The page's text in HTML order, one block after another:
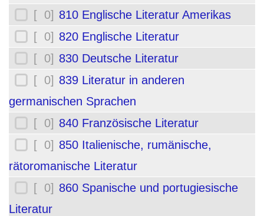
[ 0] 810 Englische Literatur Amerikas
[ 0] 820 Englische Literatur
[ 0] 830 Deutsche Literatur
[ 0] 839 Literatur in anderen
germanischen Sprachen
[ 0] 840 Französische Literatur
[ 0] 850 Italienische, rumänische,
rätoromanische Literatur
[ 0] 860 Spanische und portugiesische
Literatur